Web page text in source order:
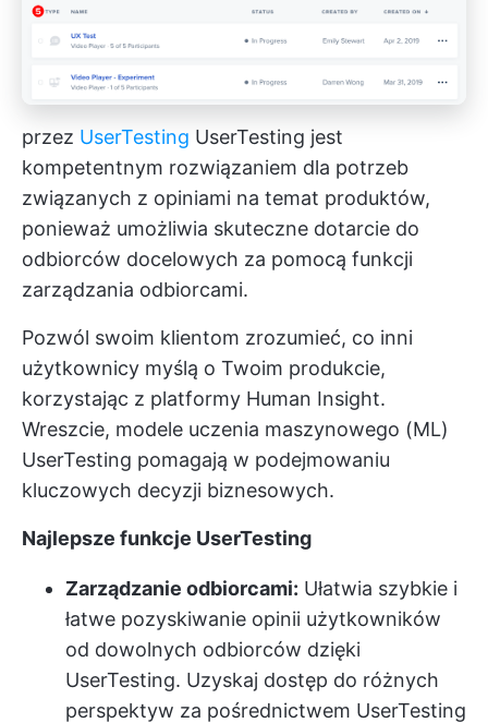
przez UserTesting UserTesting jest
kompetentnym rozwiązaniem dla potrzeb
związanych z opiniami na temat produktów,
ponieważ umożliwia skuteczne dotarcie do
odbiorców docelowych za pomocą funkcji
zarządzania odbiorcami.
Pozwól swoim klientom zrozumieć, co inni
użytkownicy myślą o Twoim produkcie,
korzystając z platformy Human Insight.
Wreszcie, modele uczenia maszynowego (ML)
UserTesting pomagają w podejmowaniu
kluczowych decyzji biznesowych.
Najlepsze funkcje UserTesting
Zarządzanie odbiorcami: Ułatwia szybkie i
łatwe pozyskiwanie opinii użytkowników
od dowolnych odbiorców dzięki
UserTesting. Uzyskaj dostęp do różnych
perspektyw za pośrednictwem UserTesting